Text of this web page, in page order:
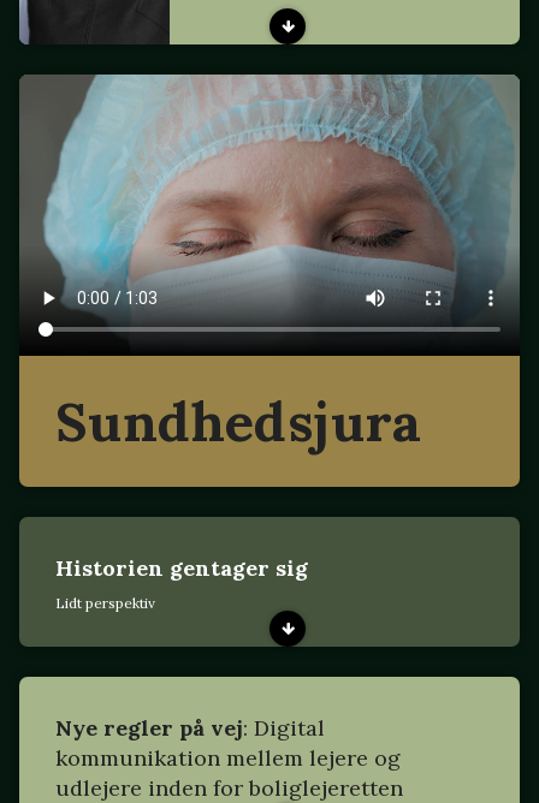
Sundhedsjura
Historien gentager sig
Lidt perspektiv
Nye regler på vej: Digital
kommunikation mellem lejere og
udlejere inden for boliglejeretten